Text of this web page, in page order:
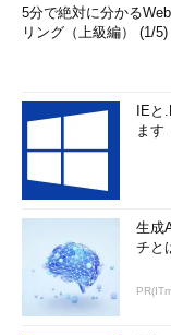
5分で絶対に分かる
リング（上級編） (1/5)
IE
ます
生成
チと